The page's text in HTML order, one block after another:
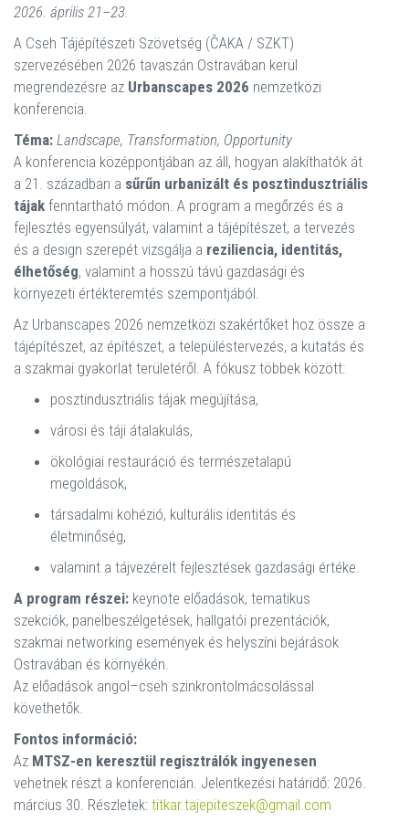
2026. április 21–23.
A Cseh Tájépítészeti Szövetség (ČAKA / SZKT)
szervezésében 2026 tavaszán Ostravában kerül
megrendezésre az Urbanscapes 2026 nemzetközi
konferencia.
Téma: Landscape, Transformation, Opportunity
A konferencia középpontjában az áll, hogyan alakíthatók át
a 21. században a sűrűn urbanizált és posztindusztriális
tájak fenntartható módon. A program a megőrzés és a
fejlesztés egyensúlyát, valamint a tájépítészet, a tervezés
és a design szerepét vizsgálja a reziliencia, identitás,
élhetőség, valamint a hosszú távú gazdasági és
környezeti értékteremtés szempontjából.
Az Urbanscapes 2026 nemzetközi szakértőket hoz össze a
tájépítészet, az építészet, a településtervezés, a kutatás és
a szakmai gyakorlat területéről. A fókusz többek között:
posztindusztriális tájak megújítása,
városi és táji átalakulás,
ökológiai restauráció és természetalapú
megoldások,
társadalmi kohézió, kulturális identitás és
életminőség,
valamint a tájvezérelt fejlesztések gazdasági értéke.
A program részei: keynote előadások, tematikus
szekciók, panelbeszélgetések, hallgatói prezentációk,
szakmai networking események és helyszíni bejárások
Ostravában és környékén.
Az előadások angol–cseh szinkrontolmácsolással
követhetők.
Fontos információ:
Az MTSZ-en keresztül regisztrálók ingyenesen
vehetnek részt a konferencián. Jelentkezési határidő: 2026.
március 30. Részletek: titkar.tajepiteszek@gmail.com